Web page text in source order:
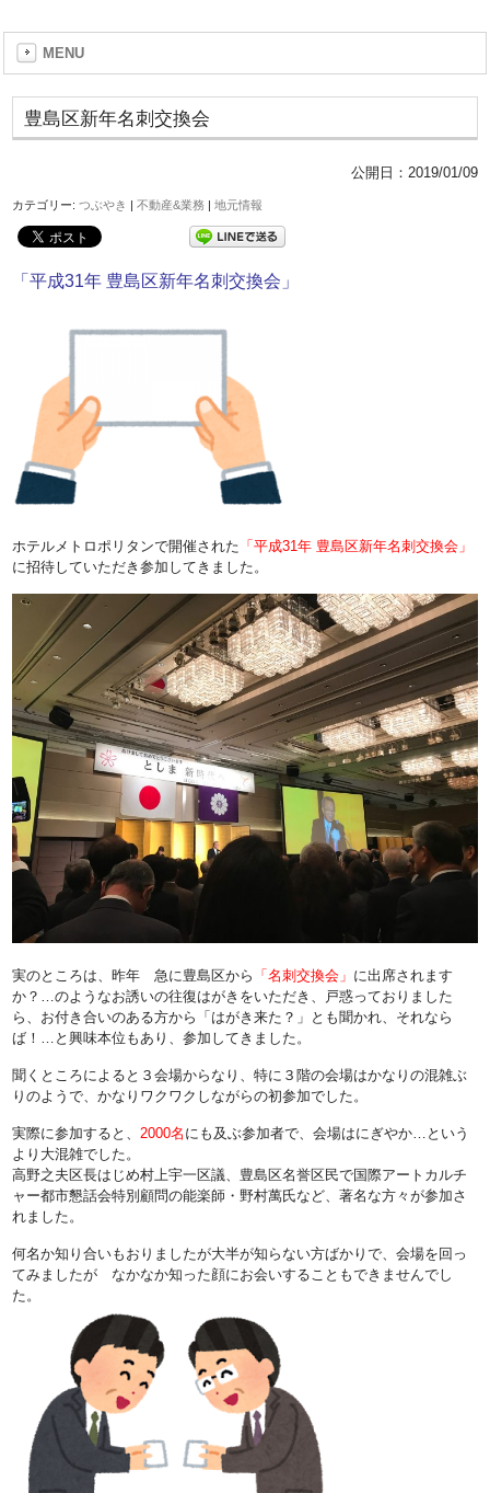
MENU
豊島区新年名刺交換会
公開日： 2019/01/09
カテゴリー:つぶやき |不動産&業務 |地元情報
「平成31年 豊島区新年名刺交換会」
ホテルメトロポリタンで開催された 「平成31年 豊島区新年名刺交換会」
に招待していただき参加してきました。
実のところは、昨年 急に豊島区から 「名刺交換会」 に出席されます
か？…のようなお誘いの往復はがきをいただき、戸惑っておりました
ら、お付き合いのある方から「はがき来た？」とも聞かれ、それなら
ば！…と興味本位もあり、参加してきました。
聞くところによると３会場からなり、特に３階の会場はかなりの混雑ぶ
りのようで、かなりワクワクしながらの初参加でした。
実際に参加すると、2000名 にも及ぶ参加者で、会場はにぎやか…という
より大混雑でした。
高野之夫区長はじめ村上宇一区議、豊島区名誉区民で国際アートカルチ
ャー都市懇話会特別顧問の能楽師・野村萬氏など、著名な方々が参加さ
れました。
何名か知り合いもおりましたが大半が知らない方ばかりで、会場を回っ
てみましたが なかなか知った顔にお会いすることもできませんでし
た。